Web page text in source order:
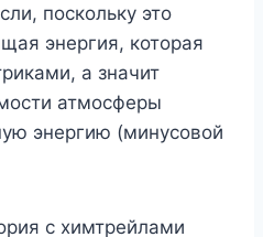
поскольку это
энергия, которая
а значит
атмосферы
энергию (минусовой
с химтрейлами